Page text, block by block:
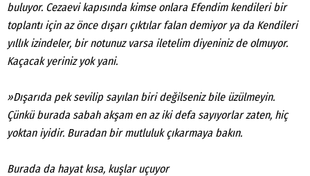
buluyor. Cezaevi kapısında kimse onlara Efendim kendileri bir
toplantı için az önce dışarı çıktılar falan demiyor ya da Kendileri
yıllık izindeler, bir notunuz varsa iletelim diyeniniz de olmuyor.
Kaçacak yeriniz yok yani.
»Dışarıda pek sevilip sayılan biri değilseniz bile üzülmeyin.
Çünkü burada sabah akşam en az iki defa sayıyorlar zaten, hiç
yoktan iyidir. Buradan bir mutluluk çıkarmaya bakın.
Burada da hayat kısa, kuşlar uçuyor